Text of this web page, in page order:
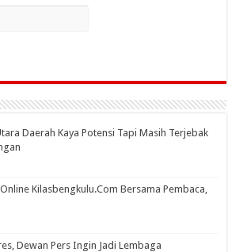
Daerah Kaya Potensi Tapi Masih Terjebak
Kilasbengkulu.Com Bersama Pembaca,
Dewan Pers Ingin Jadi Lembaga